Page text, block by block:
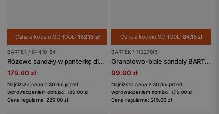
Cena z kodem SCHOOL: 152.15 zł
BARTEK / 84410-64
Różowe sandały w panterkę dla dziewczynki BARTEK 84410-64
179.00 zł
Najniższa cena z 30 dni przed
wprowadzeniem obniżki: 189.00 zł
Cena regularna: 229.00 zł
Cena z kodem SCHOOL: 84.15 zł
BARTEK / 11227015
Granatowo-białe sandały BARTEK 11227015 ze srebrną palmą
99.00 zł
Najniższa cena z 30 dni przed
wprowadzeniem obniżki: 179.00 zł
Cena regularna: 219.00 zł